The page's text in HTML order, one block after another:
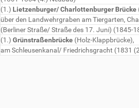
(1.) Lietzenburger/ Charlottenburger Brücke
über den Landwehrgraben am Tiergarten,
(Berliner Straße/ Straße des 17. Juni) (1845-
(1.) Grünstraßenbrücke (Holz-Klappbrücke),
am Schleusenkanal/ Friedrichsgracht (1831